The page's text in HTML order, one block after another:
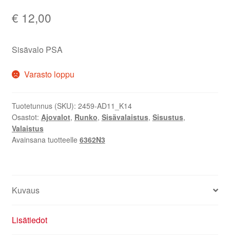
€ 12,00
Sisävalo PSA
Varasto loppu
Tuotetunnus (SKU): 2459-AD11_K14
Osastot: Ajovalot, Runko, Sisävalaistus, Sisustus,
Valaistus
Avainsana tuotteelle 6362N3
Kuvaus
Lisätiedot